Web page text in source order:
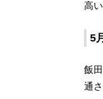
高
5
飯
通